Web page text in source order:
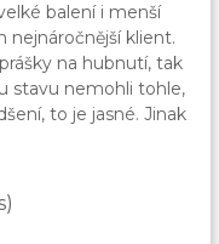
balení i menší
nejnáročnější klient.
na hubnutí, tak
stavu nemohli tohle,
to je jasné. Jinak